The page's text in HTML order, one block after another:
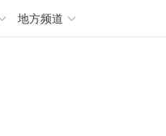
地方频道